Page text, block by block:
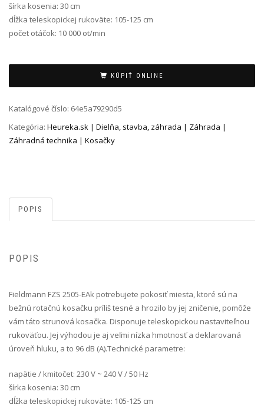
šírka kosenia: 30 cm
dĺžka teleskopickej rukoväte: 105-125 cm
počet otáčok: 10 000 ot/min
KÚPIŤ ONLINE
Katalógové číslo: 64e5a79290d5
Kategória: Heureka.sk | Dielňa, stavba, záhrada | Záhrada |
Záhradná technika | Kosačky
POPIS
POPIS
Fieldmann FZS 2505-E Ak potrebujete pokosiť miesta, ktoré sú na
bežnú rotačnú kosačku príliš tesné a hrozilo by jej zničenie, pomôže
vám táto strunová kosačka. Disponuje teleskopickou nastaviteľnou
rukoväťou. Jej výhodou je aj veľmi nízka hmotnosť a deklarovaná
úroveň hluku, a to 96 dB (A).Technické parametre:
napätie / kmitočet: 230 V ~ 240 V / 50 Hz
šírka kosenia: 30 cm
dĺžka teleskopickej rukoväte: 105-125 cm